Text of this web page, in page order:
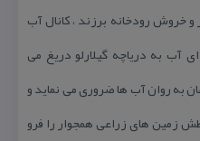
خروش رودخانه برزند ، كانال آب
آب به دریاچه گیلارلو دریغ می
به روان آب ها ضروری می نماید و
زمین های زراعی همجوار را فرو